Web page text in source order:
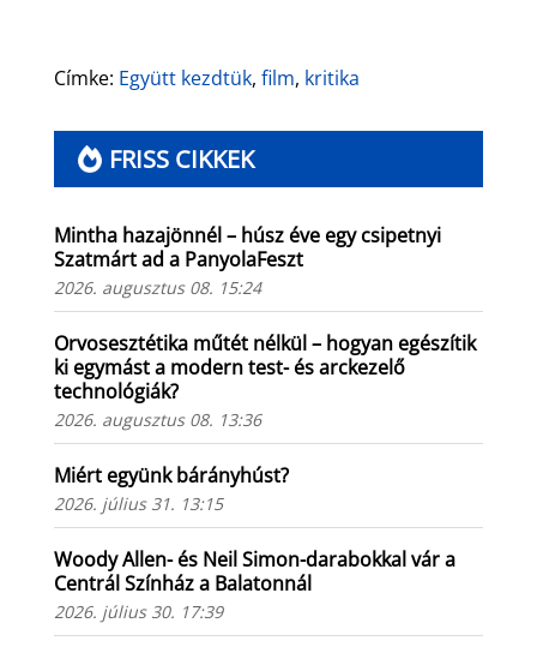
Címke: Együtt kezdtük, film, kritika
FRISS CIKKEK
Mintha hazajönnél – húsz éve egy csipetnyi
Szatmárt ad a PanyolaFeszt
2026. augusztus 08. 15:24
Orvosesztétika műtét nélkül – hogyan egészítik
ki egymást a modern test- és arckezelő
technológiák?
2026. augusztus 08. 13:36
Miért együnk bárányhúst?
2026. július 31. 13:15
Woody Allen- és Neil Simon-darabokkal vár a
Centrál Színház a Balatonnál
2026. július 30. 17:39